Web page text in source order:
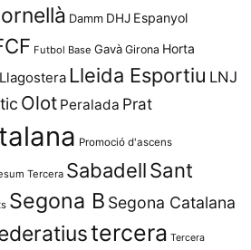
Damm DHJ Espanyol
Futbol Base Gavà Girona Horta
Llagostera Lleida Esportiu LNJ
Olot Peralada Prat
Promoció d'ascens
Tercera SabadellSant
Segona B Segona Catalana
tercera Tercera